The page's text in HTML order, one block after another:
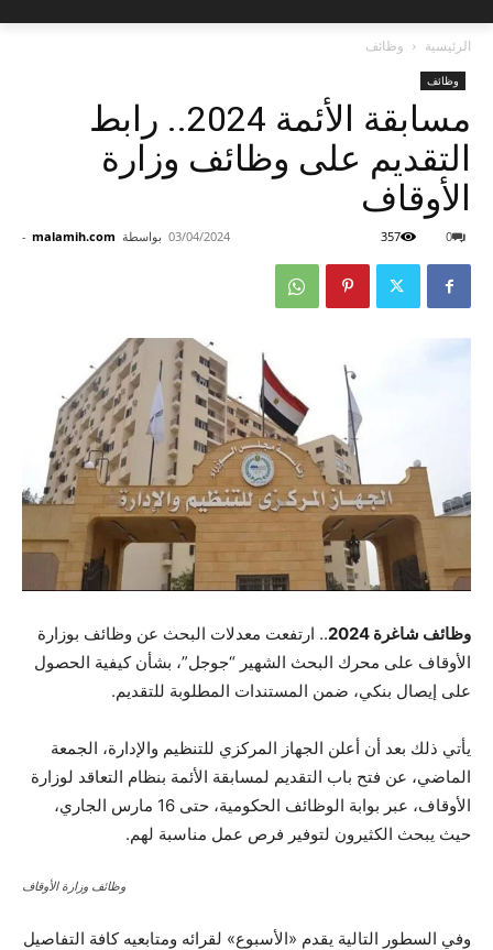
الرئيسية وظائف
وظائف
مسابقة الأئمة 2024.. رابط
التقديم على وظائف وزارة
الأوقاف
بواسطة malamih.com
- 03/04/2024 0
357
وظائف شاغرة 2024
.. ارتفعت معدلات البحث عن وظائف بوزارة
الأوقاف على محرك البحث الشهير “جوجل”، بشأن كيفية الحصول
على إيصال بنكي، ضمن المستندات المطلوبة للتقديم.
يأتي ذلك بعد أن أعلن الجهاز المركزي للتنظيم والإدارة، الجمعة
الماضي، عن فتح باب التقديم لمسابقة الأئمة بنظام التعاقد لوزارة
الأوقاف، عبر بوابة الوظائف الحكومية، حتى 16 مارس الجاري،
حيث يبحث الكثيرون لتوفير فرص عمل مناسبة لهم.
وظائف وزارة الأوقاف
وفي السطور التالية يقدم «الأسبوع» لقرائه ومتابعيه كافة التفاصيل